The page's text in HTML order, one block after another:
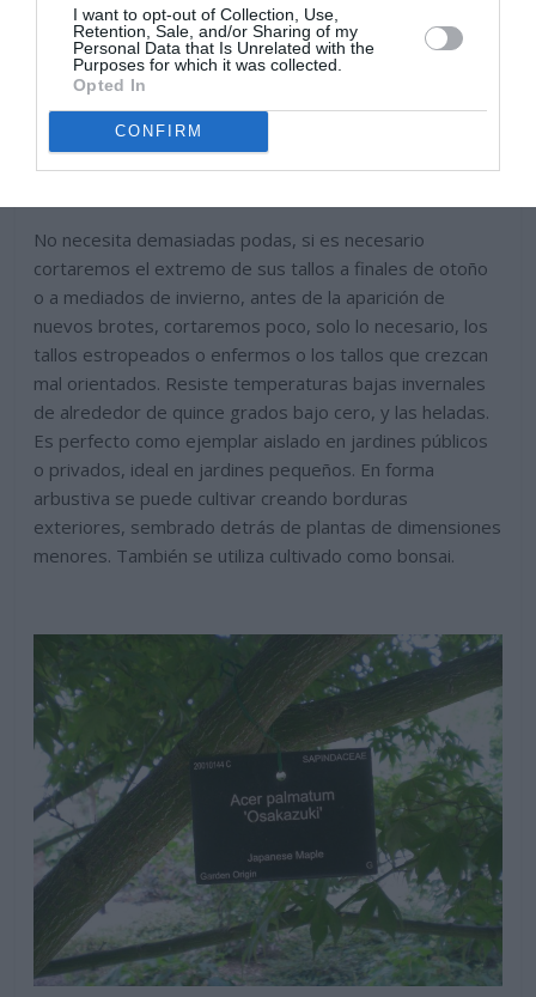
I want to opt-out of Collection, Use,
Retention, Sale, and/or Sharing of my
Personal Data that Is Unrelated with the
Purposes for which it was collected.
Opted In
CONFIRM
No necesita demasiadas podas, si es necesario
cortaremos el extremo de sus tallos a finales de otoño
o a mediados de invierno, antes de la aparición de
nuevos brotes, cortaremos poco, solo lo necesario, los
tallos estropeados o enfermos o los tallos que crezcan
mal orientados. Resiste temperaturas bajas invernales
de alrededor de quince grados bajo cero, y las heladas.
Es perfecto como ejemplar aislado en jardines públicos
o privados, ideal en jardines pequeños. En forma
arbustiva se puede cultivar creando borduras
exteriores, sembrado detrás de plantas de dimensiones
menores. También se utiliza cultivado como bonsai.